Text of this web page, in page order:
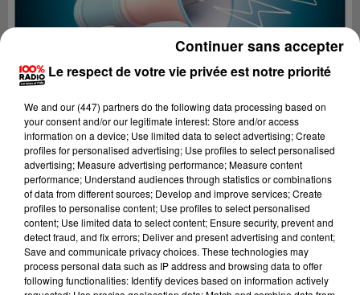
Lecture (2 min 22 sec)
Le respect de votre vie privée est notre priorité
We and our (447) partnersdo the following data processing based on
your consent and/or our legitimate interest: Store and/or access
information on a device; Use limited data to select advertising; Create
profiles for personalised advertising; Use profiles to select personalised
advertising; Measure advertising performance; Measure content
performance; Understand audiences through statistics or combinations
of data from different sources; Develop and improve services; Create
profiles to personalise content; Use profiles to select personalised
content; Use limited data to select content; Ensure security, prevent and
detect fraud, and fix errors; Deliver and present advertising and content;
Save and communicate privacy choices. These technologies may
process personal data such as IP address and browsing data to offer
following functionalities: Identify devices based on information actively
Continuer sans accepter